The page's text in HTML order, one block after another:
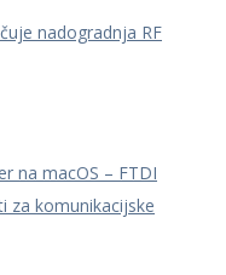
nadogradnja RF
na macOS – FTDI
za komunikacijske